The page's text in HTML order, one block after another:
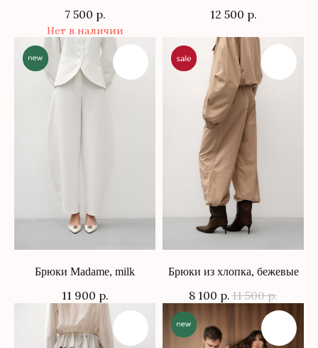
7 500 р.
Нет в наличии
12 500 р.
Брюки Madame, milk
11 900 р.
Брюки из хлопка, бежевые
8 100 р. 11 500 р.